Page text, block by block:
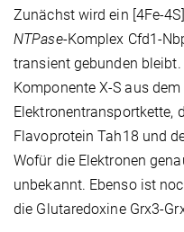
Zunächst wird ein [4Fe-
NTPase-Komplex Cfd1-
transient gebunden
Komponente X-S aus
Elektronentransportkette,
Flavoprotein Tah18 und
Wofür die Elektronen
unbekannt. Ebenso ist
die Glutaredoxine Grx3-